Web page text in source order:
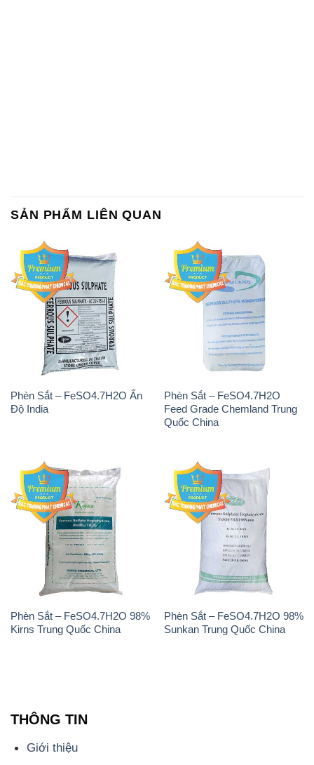
SẢN PHẨM LIÊN QUAN
Phèn Sắt – FeSO4.7H2O Ấn
Độ India
Phèn Sắt – FeSO4.7H2O
Feed Grade Chemland Trung
Quốc China
Phèn Sắt – FeSO4.7H2O 98%
Kirns Trung Quốc China
Phèn Sắt – FeSO4.7H2O 98%
Sunkan Trung Quốc China
THÔNG TIN
Giới thiệu